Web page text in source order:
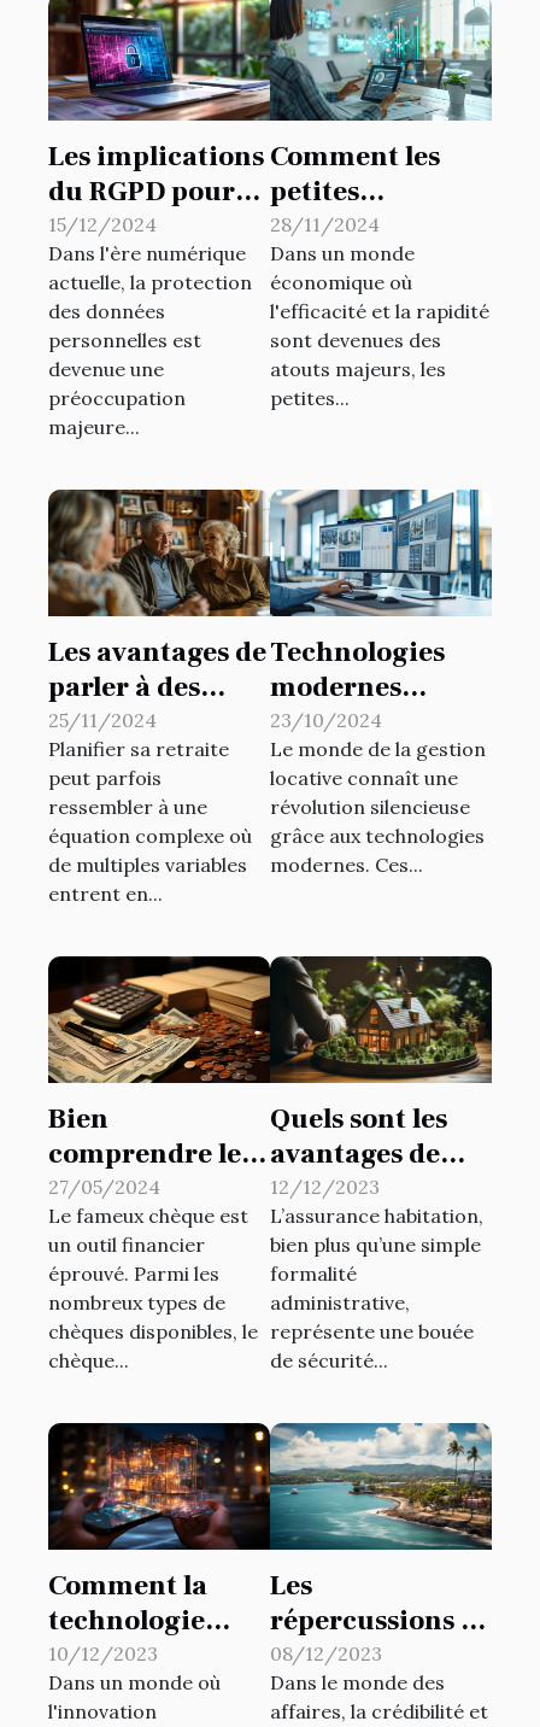
Les implications
du RGPD pour
les petites
entreprises en
ligne
15/12/2024
Dans l'ère numérique
actuelle, la protection
des données
personnelles est
devenue une
préoccupation
majeure...
Comment les
petites
entreprises
peuvent tirer
parti de
l'automatisation
financière
28/11/2024
Dans un monde
économique où
l'efficacité et la rapidité
sont devenues des
atouts majeurs, les
petites...
Les avantages de
parler à des
experts qualifiés
pour planifier
votre retraite
25/11/2024
Planifier sa retraite
peut parfois
ressembler à une
équation complexe où
de multiples variables
entrent en...
Technologies
modernes
appliquées à la
gestion locative
externalisée
23/10/2024
Le monde de la gestion
locative connaît une
révolution silencieuse
grâce aux technologies
modernes. Ces...
Bien
comprendre le
chèque de
correspondance
sans talon pour
une gestion
optimale des
finances
27/05/2024
Le fameux chèque est
un outil financier
éprouvé. Parmi les
nombreux types de
chèques disponibles, le
chèque...
Quels sont les
avantages de
l’assurance
habitation ?
12/12/2023
L’assurance habitation,
bien plus qu’une simple
formalité
administrative,
représente une bouée
de sécurité...
Comment la
technologie
révolutionne les
travaux de
10/12/2023
Dans un monde où
l'innovation
Les
répercussions de
l'extrait KBIS
sur l'évaluation
08/12/2023
Dans le monde des
affaires, la crédibilité et